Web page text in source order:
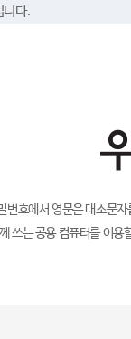
니다.
번호에서 영문은 대소문
쓰는 공용 컴퓨터를 이